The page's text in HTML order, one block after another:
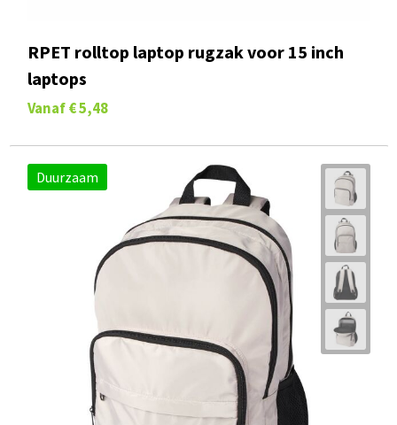
RPET rolltop laptop rugzak voor 15 inch
laptops
Vanaf € 5,48
Duurzaam